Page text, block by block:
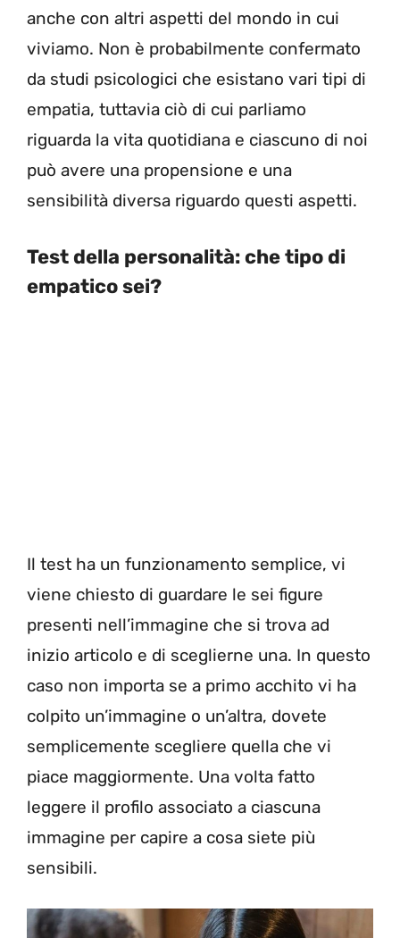
anche con altri aspetti del mondo in cui
viviamo. Non è probabilmente confermato
da studi psicologici che esistano vari tipi di
empatia, tuttavia ciò di cui parliamo
riguarda la vita quotidiana e ciascuno di noi
può avere una propensione e una
sensibilità diversa riguardo questi aspetti.
Test della personalità: che tipo di
empatico sei?
Il test ha un funzionamento semplice, vi
viene chiesto di guardare le sei figure
presenti nell’immagine che si trova ad
inizio articolo e di sceglierne una. In questo
caso non importa se a primo acchito vi ha
colpito un’immagine o un’altra, dovete
semplicemente scegliere quella che vi
piace maggiormente. Una volta fatto
leggere il profilo associato a ciascuna
immagine per capire a cosa siete più
sensibili.